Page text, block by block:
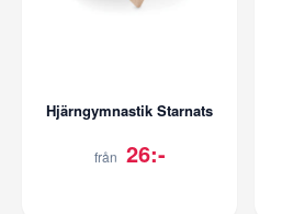
Hjärngymnastik Starnats
från 26:-